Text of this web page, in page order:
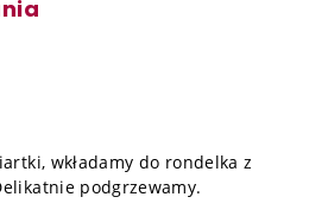
wkładamy do rondelka z
podgrzewamy.